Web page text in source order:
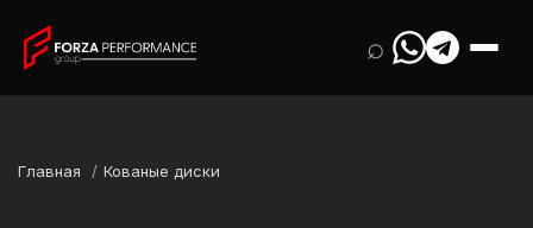
⌕
Главная Кованые диски